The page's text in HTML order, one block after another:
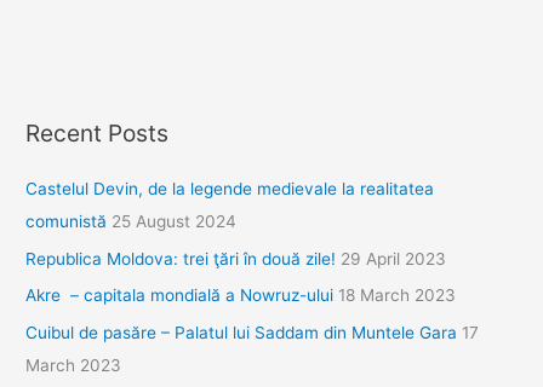
Recent Posts
Castelul Devin, de la legende medievale la realitatea
comunistă 25 August 2024
Republica Moldova: trei ţări în două zile! 29 April 2023
Akre – capitala mondială a Nowruz-ului 18 March 2023
Cuibul de pasăre – Palatul lui Saddam din Muntele Gara 17
March 2023